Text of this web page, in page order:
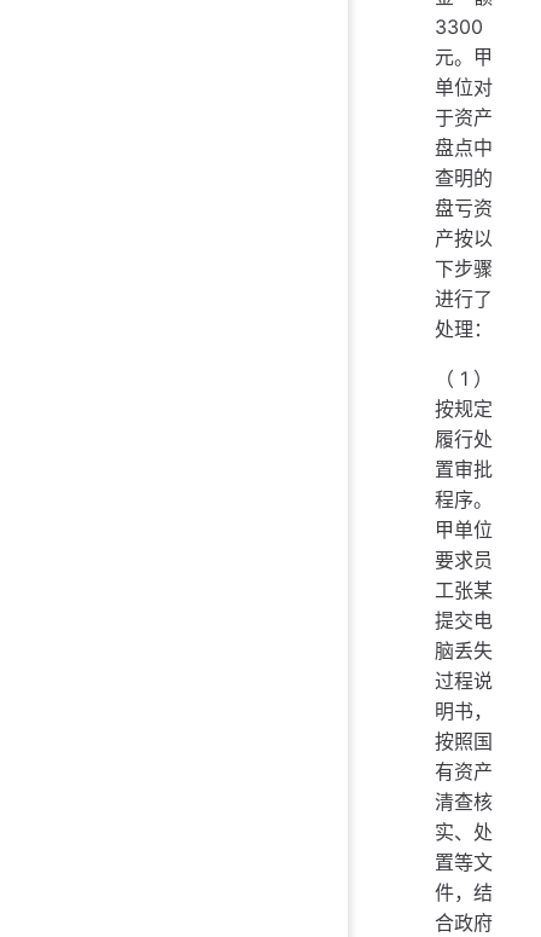
3300
元。甲
单位对
于资产
盘点中
查明的
盘亏资
产按以
下步骤
进行了
处理：
（1）
按规定
履行处
置审批
程序。
甲单位
要求员
工张某
提交电
脑丢失
过程说
明书，
按照国
有资产
清查核
实、处
置等文
件，结
合政府